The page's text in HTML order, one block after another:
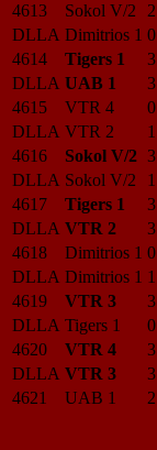
4613
Sokol V/2 2
DLLA Dimitrios 1 0
4614
Tigers 1 3
DLLA UAB 1 3
4615
VTR 4 0
DLLA VTR 2 1
4616
Sokol V/2 3
DLLA Sokol V/2 1
4617
Tigers 1 3
DLLA VTR 2 3
4618
Dimitrios 1 0
DLLA Dimitrios 1 1
4619
VTR 3 3
DLLA Tigers 1 0
4620
VTR 4 3
DLLA VTR 3 3
4621
UAB 1 2